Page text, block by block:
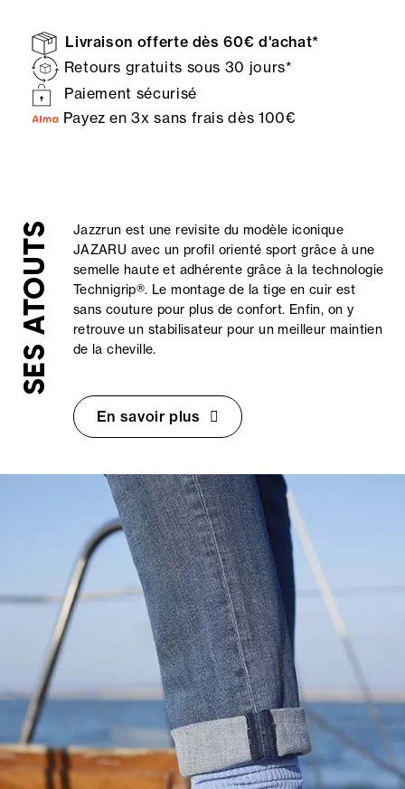
Livraison offerte dès 60€ d'achat*
Retours gratuits sous 30 jours*
Paiement sécurisé
Payez en 3x sans frais dès 100€
SES ATOUTS
Jazzrun est une revisite du modèle iconique
JAZARU avec un profil orienté sport grâce à une
semelle haute et adhérente grâce à la technologie
Technigrip®. Le montage de la tige en cuir est
sans couture pour plus de confort. Enfin, on y
retrouve un stabilisateur pour un meilleur maintien
de la cheville.
En savoir plus